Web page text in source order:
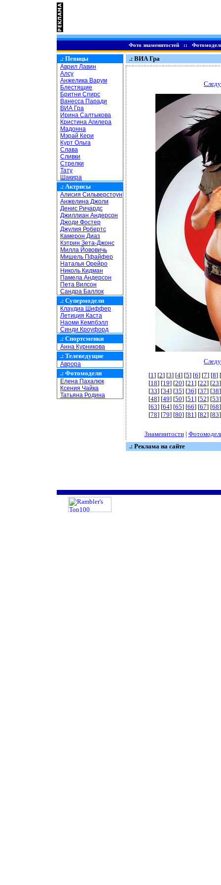
Фото знаменитостей::
.: Певицы
Аврил Лавин
Алсу
Анжелика Варум
Блестящие
Бритни Спирс
Ванесса Паради
ВИА Гра
Ирина Салтыкова
Кристина Агилера
Мадонна
Мэрай Кери
Курт Ольга
Слава
Сливки
Стрелки
Тату
Шакира
.: Актрисы
Алисия Сильверстоун
Анжелина Джоли
Денис Ричардс
Джиллиан Андерсон
Джоди Фостер
Джулия Робертс
Камерон Диаз
Кэтрин Зета-Джонс
Милла Йововичь
Мишель Пфайфер
Наталья Орейро
Николь Кидман
Памела Андерсон
Пета Вилсон
Сандра Баллок
.: Супермодели
Клаудиа Шиффер
Летиция Каста
Наоми Кемпбэлл
Синди Кроуфорд
.: Спортсменки
Анна Курникова
.: Телеведущие
Аврора
.: Фотомодели
Елена Пахалюк
Ксения Чайка
Татьяна Родина
.: ВИА Гра
[1] [2] [3] [4] [5] [6] [7] [8] [
[18] [19] [20] [21] [22] [23
[33] [34] [35] [36] [37] [38
[48] [49] [50] [51] [52] [53
[63] [64] [65] [66] [67] [68
[78] [79] [80] [81] [82] [83
Знаменитости|
.: Реклама на сайте